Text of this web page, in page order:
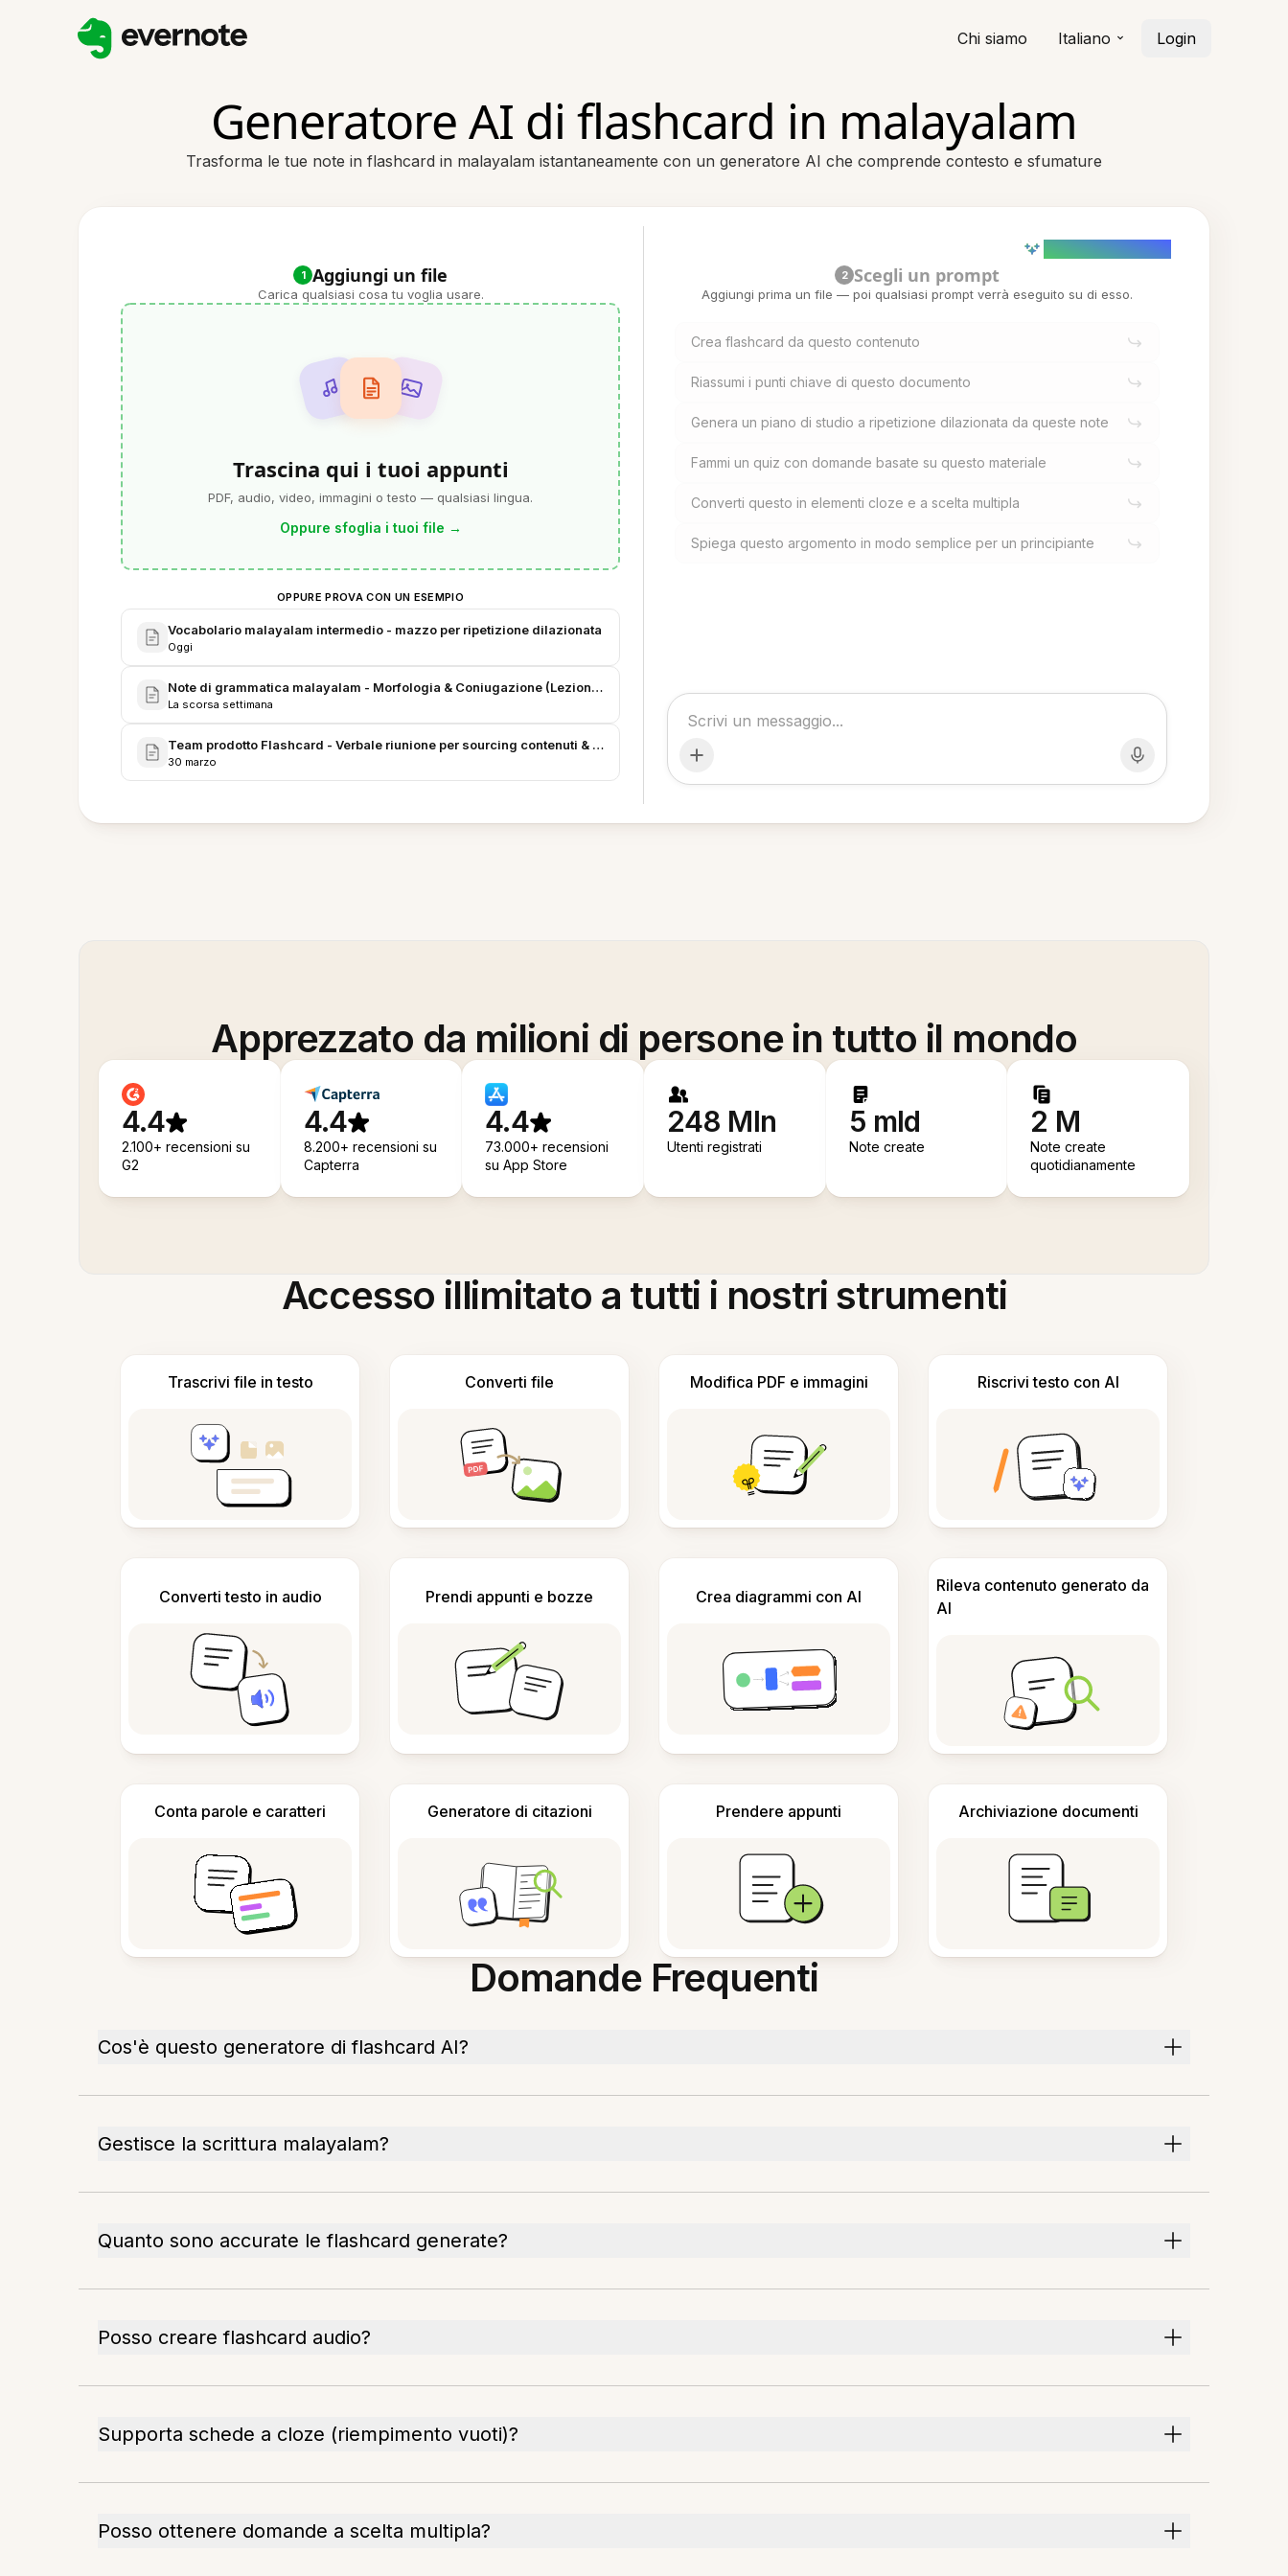
Chi siamo Italiano Login
Generatore AI di flashcard in malayalam
Trasforma le tue note in flashcard in malayalam istantaneamente con un generatore AI che comprende contesto e sfumature
1 Aggiungi un file
Carica qualsiasi cosa tu voglia usare.
Trascina qui i tuoi appunti
PDF, audio, video, immagini o testo — qualsiasi lingua.
Oppure sfoglia i tuoi file →
OPPURE PROVA CON UN ESEMPIO
Vocabolario malayalam intermedio - mazzo per ripetizione dilazionata
Oggi
Note di grammatica malayalam - Morfologia & Coniugazione (Lezioni M.Ed.)
La scorsa settimana
Team prodotto Flashcard - Verbale riunione per sourcing contenuti & QA
30 marzo
2 Scegli un prompt
Aggiungi prima un file — poi qualsiasi prompt verrà eseguito su di esso.
Crea flashcard da questo contenuto
Riassumi i punti chiave di questo documento
Genera un piano di studio a ripetizione dilazionata da queste note
Fammi un quiz con domande basate su questo materiale
Converti questo in elementi cloze e a scelta multipla
Spiega questo argomento in modo semplice per un principiante
Apprezzato da milioni di persone in tutto il mondo
4.4
2.100+ recensioni su
G2
4.4
8.200+ recensioni su
Capterra
4.4
73.000+ recensioni
su App Store
248 Mln
Utenti registrati
5 mld
Note create
2 M
Note create
quotidianamente
Accesso illimitato a tutti i nostri strumenti
Trascrivi file in testo Converti file Modifica PDF e immagini Riscrivi testo con AI
Converti testo in audio Prendi appunti e bozze Crea diagrammi con AI
Rileva contenuto generato da
AI
Conta parole e caratteri Generatore di citazioni Prendere appunti Archiviazione documenti
Domande Frequenti
Cos'è questo generatore di flashcard AI?
Gestisce la scrittura malayalam?
Quanto sono accurate le flashcard generate?
Posso creare flashcard audio?
Supporta schede a cloze (riempimento vuoti)?
Posso ottenere domande a scelta multipla?